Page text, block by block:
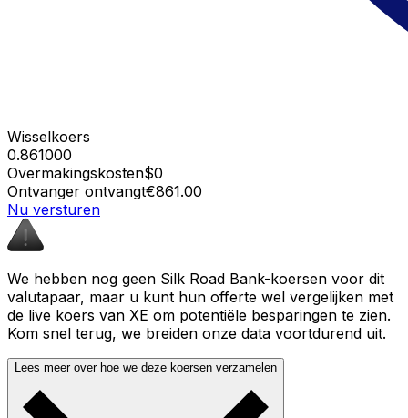
Wisselkoers
0.861000
Overmakingskosten$0
Ontvanger ontvangt€861.00
Nu versturen
We hebben nog geen Silk Road Bank-koersen voor dit
valutapaar, maar u kunt hun offerte wel vergelijken met
de live koers van XE om potentiële besparingen te zien.
Kom snel terug, we breiden onze data voortdurend uit.
Lees meer over hoe we deze koersen verzamelen